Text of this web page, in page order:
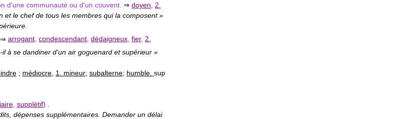
d'une communauté ou d'un couvent ⇒ doyen 2
et le chef de tous les membres qui la composent»
⇒ arrogant, condescendant, dédaigneux, fier, 2.
-il à se dandiner d'un air goguenard et supérieur »
; médiocre 1 mineur; subalterne; humble sup
supplétif)
dépenses supplémentaires Demander un délai